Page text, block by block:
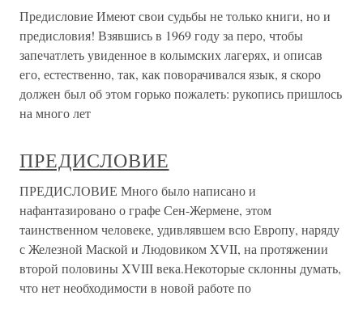
Предисловие Имеют свои судьбы не только книги, но и
предисловия! Взявшись в 1969 году за перо, чтобы
запечатлеть увиденное в колымских лагерях, и описав
его, естественно, так, как поворачивался язык, я скоро
должен был об этом горько пожалеть: рукопись пришлось
на много лет
ПРЕДИСЛОВИЕ
ПРЕДИСЛОВИЕ Много было написано и
нафантазировано о графе Сен-Жермене, этом
таинственном человеке, удивлявшем всю Европу, наряду
с Железной Маской и Людовиком XVII, на протяжении
второй половины XVIII века.Некоторые склонны думать,
что нет необходимости в новой работе по